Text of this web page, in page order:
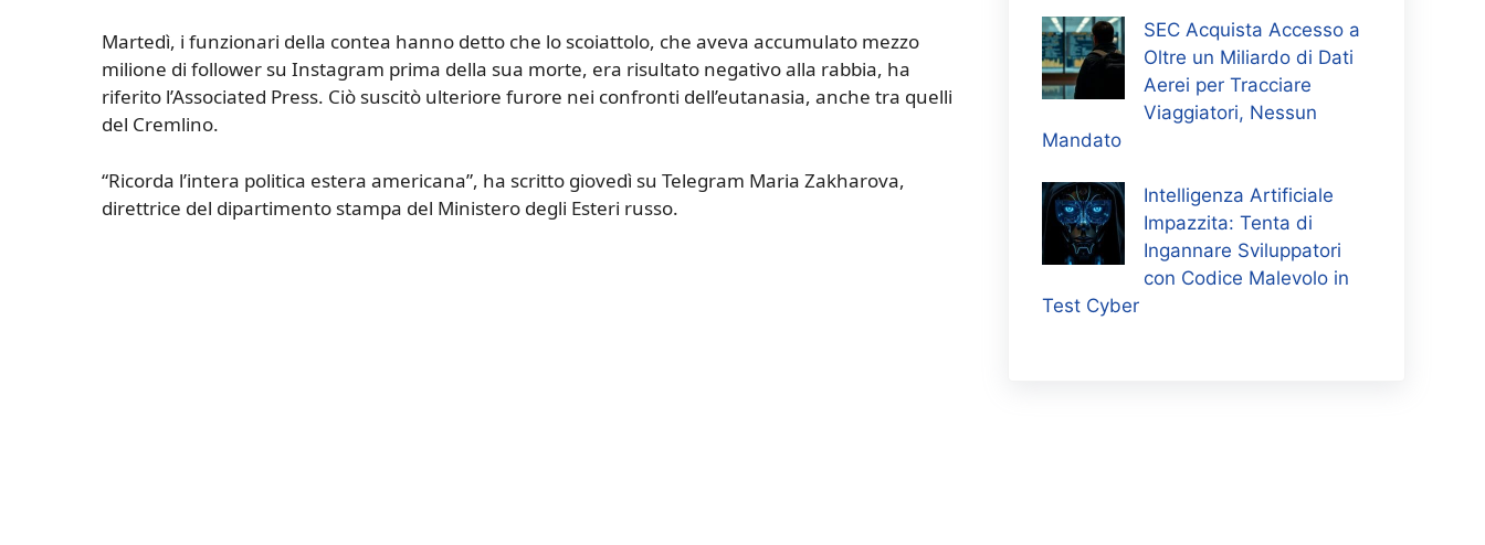
Martedì, i funzionari della contea hanno detto che lo scoiattolo, che aveva accumulato mezzo
milione di follower su Instagram prima della sua morte, era risultato negativo alla rabbia, ha
riferito l’Associated Press. Ciò suscitò ulteriore furore nei confronti dell’eutanasia, anche tra quelli
del Cremlino.
“Ricorda l’intera politica estera americana”, ha scritto giovedì su Telegram Maria Zakharova,
direttrice del dipartimento stampa del Ministero degli Esteri russo.
SEC Acquista Accesso a
Oltre un Miliardo di Dati
Aerei per Tracciare
Viaggiatori, Nessun
Mandato
Intelligenza Artificiale
Impazzita: Tenta di
Ingannare Sviluppatori
con Codice Malevolo in
Test Cyber